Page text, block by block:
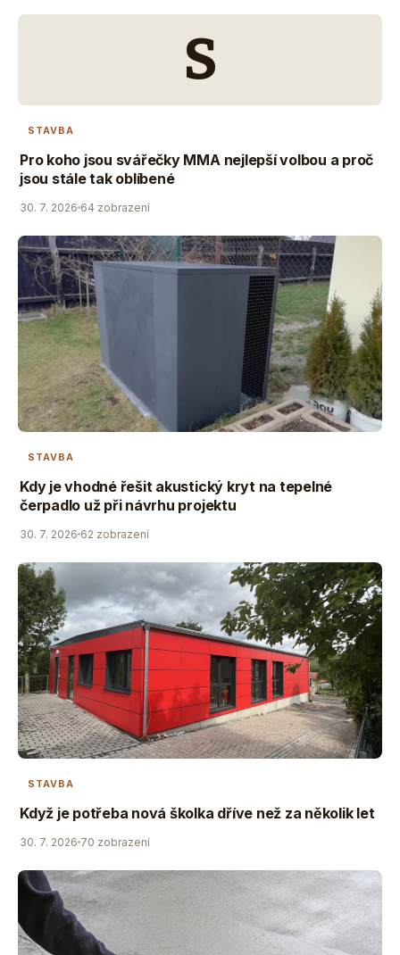
S
STAVBA
Pro koho jsou svářečky MMA nejlepší volbou a proč
jsou stále tak oblíbené
30. 7. 2026 64 zobrazení
STAVBA
Kdy je vhodné řešit akustický kryt na tepelné
čerpadlo už při návrhu projektu
30. 7. 2026 62 zobrazení
STAVBA
Když je potřeba nová školka dříve než za několik let
30. 7. 2026 70 zobrazení